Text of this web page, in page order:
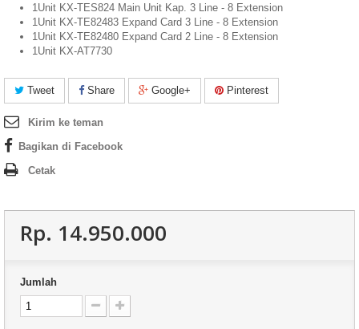
1Unit KX-TES824 Main Unit Kap. 3 Line - 8 Extension
1Unit KX-TE82483 Expand Card 3 Line - 8 Extension
1Unit KX-TE82480 Expand Card 2 Line - 8 Extension
1Unit KX-AT7730
Tweet Share Google+ Pinterest
Kirim ke teman
Bagikan di Facebook
Cetak
Rp‎. 14.950.000
Jumlah